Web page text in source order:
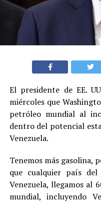
El presidente de EE.
miércoles que
petróleo mundial al
dentro del potencial
Venezuela.
Tenemos más gasolina,
que cualquier país
Venezuela, llegamos al
mundial, incluyendo